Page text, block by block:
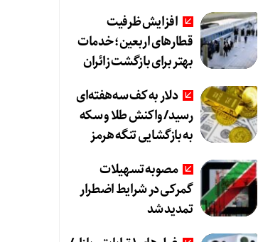
افزایش ظرفیت
قطارهای اربعین؛ خدمات
بهتر برای بازگشت زائران
دلار به کف سه‌هفته‌ای
رسید/ واکنش طلا و سکه
به بازگشایی تنگه هرمز
مصوبه تسهیلات
گمرکی در شرایط اضطرار
تمدید شد